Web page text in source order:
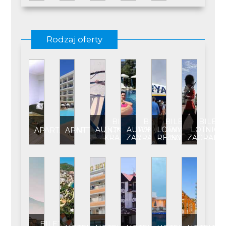
Rodzaj oferty
APARTAMENTAPARTAMENT****
AUTOKAROWY
KRAJOWY
BILET
AUTOKAROWY
ZAGRANICZNY
BILET
LOTNICZY
REJSOWY
BILET
BILET